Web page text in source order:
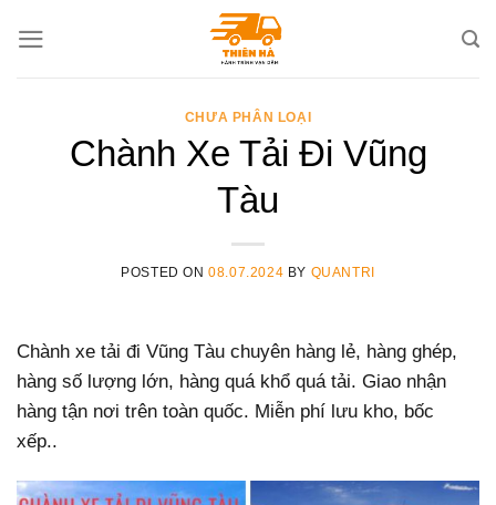
CHƯA PHÂN LOẠI
Chành Xe Tải Đi Vũng
Tàu
POSTED ON08.07.2024 BY QUANTRI
Chành xe tải đi Vũng Tàu chuyên hàng lẻ, hàng ghép,
hàng số lượng lớn, hàng quá khổ quá tải. Giao nhận
hàng tận nơi trên toàn quốc. Miễn phí lưu kho, bốc
xếp..